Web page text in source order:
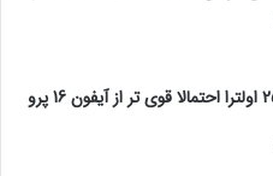
گلکسی اس 25 اولترا احتمالا قوی تر از آیفون 16 پرو